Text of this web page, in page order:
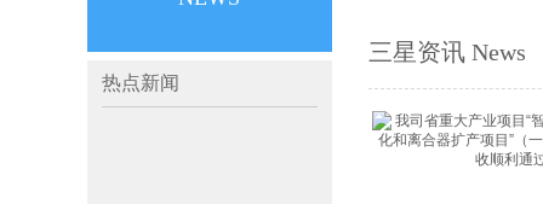
三星资讯 News
热点新闻